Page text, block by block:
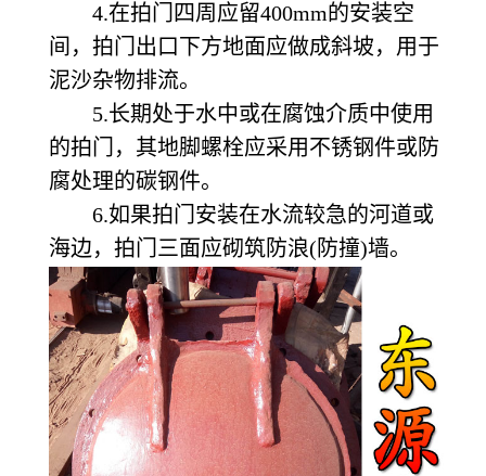
4.在拍门四周应留400mm的安装空
间，拍门出口下方地面应做成斜坡，用于
泥沙杂物排流。
5.长期处于水中或在腐蚀介质中使用
的拍门，其地脚螺栓应采用不锈钢件或防
腐处理的碳钢件。
6.如果拍门安装在水流较急的河道或
海边，拍门三面应砌筑防浪(防撞)墙。